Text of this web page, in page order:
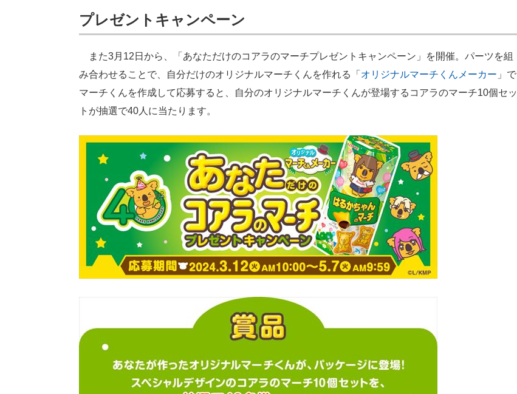
プレゼントキャンペーン
また3月12日から、「あなただけのコアラのマーチプレゼントキャンペーン」を開催。パーツを組
み合わせることで、自分だけのオリジナルマーチくんを作れる「 オリジナルマーチくんメーカー 」で
マーチくんを作成して応募すると、自分のオリジナルマーチくんが登場するコアラのマーチ10個セッ
トが抽選で40人に当たります。